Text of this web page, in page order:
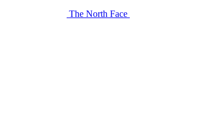
The North Face